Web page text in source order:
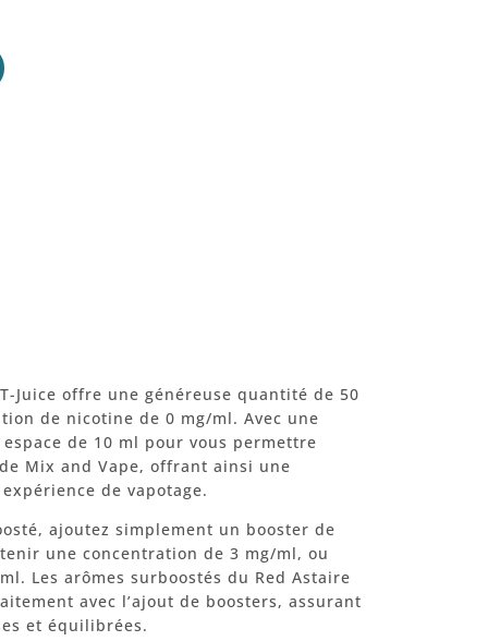
Juice offre une généreuse quantité de 50
de nicotine de 0 mg/ml. Avec une
de 10 ml pour vous permettre
Mix and Vape, offrant ainsi une
de vapotage.
ajoutez simplement un booster de
une concentration de 3 mg/ml, ou
Les arômes surboostés du Red Astaire
avec l’ajout de boosters, assurant
et équilibrées.